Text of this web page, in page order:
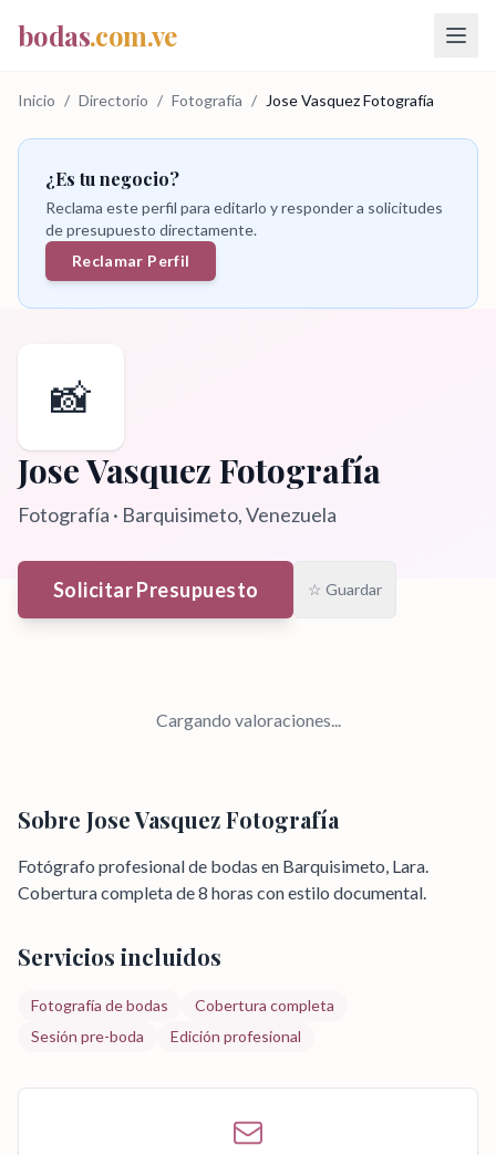
bodas.com.ve
Inicio / Directorio / Fotografía / Jose Vasquez Fotografía
¿Es tu negocio?
Reclama este perfil para editarlo y responder a solicitudes
de presupuesto directamente.
Reclamar Perfil
📸
Jose Vasquez Fotografía
Fotografía · Barquisimeto, Venezuela
Solicitar Presupuesto ☆ Guardar
Cargando valoraciones...
Sobre Jose Vasquez Fotografía
Fotógrafo profesional de bodas en Barquisimeto, Lara.
Cobertura completa de 8 horas con estilo documental.
Servicios incluidos
Fotografía de bodas
Cobertura completa
Sesión pre-boda
Edición profesional